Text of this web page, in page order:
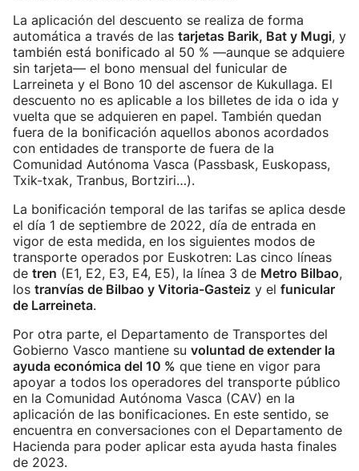
La aplicación del descuento se realiza de forma
automática a través de las tarjetas Barik, Bat y Mugi, y
también está bonificado al 50 % —aunque se adquiere
sin tarjeta— el bono mensual del funicular de
Larreineta y el Bono 10 del ascensor de Kukullaga. El
descuento no es aplicable a los billetes de ida o ida y
vuelta que se adquieren en papel. También quedan
fuera de la bonificación aquellos abonos acordados
con entidades de transporte de fuera de la
Comunidad Autónoma Vasca (Passbask, Euskopass,
Txik-txak, Tranbus, Bortziri…).
La bonificación temporal de las tarifas se aplica desde
el día 1 de septiembre de 2022, día de entrada en
vigor de esta medida, en los siguientes modos de
transporte operados por Euskotren: Las cinco líneas
de tren (E1, E2, E3, E4, E5), la línea 3 de Metro Bilbao,
los tranvías de Bilbao y Vitoria-Gasteiz y el funicular
de Larreineta.
Por otra parte, el Departamento de Transportes del
Gobierno Vasco mantiene su voluntad de extender la
ayuda económica del 10 % que tiene en vigor para
apoyar a todos los operadores del transporte público
en la Comunidad Autónoma Vasca (CAV) en la
aplicación de las bonificaciones. En este sentido, se
encuentra en conversaciones con el Departamento de
Hacienda para poder aplicar esta ayuda hasta finales
de 2023.